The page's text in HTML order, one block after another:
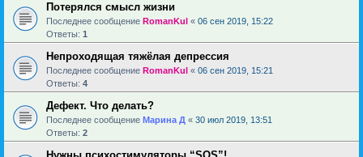
Потерялся смысл жизни
Последнее сообщение RomanKul « 06 сен 2019, 15:22
Ответы: 1
Непроходящая тяжёлая депрессия
Последнее сообщение RomanKul « 06 сен 2019, 15:21
Ответы: 4
Дефект. Что делать?
Последнее сообщение Марина Д « 30 июл 2019, 13:51
Ответы: 2